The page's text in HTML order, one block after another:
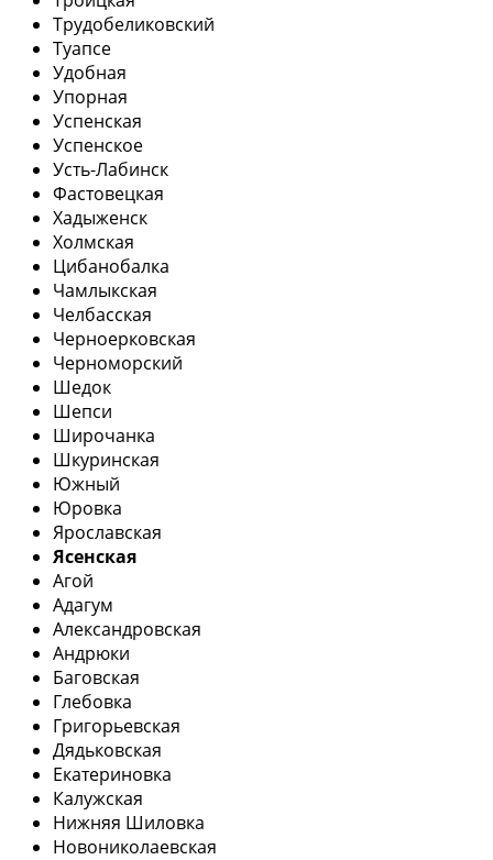
Трудобеликовский
Туапсе
Удобная
Упорная
Успенская
Успенское
Усть-Лабинск
Фастовецкая
Хадыженск
Холмская
Цибанобалка
Чамлыкская
Челбасская
Черноерковская
Черноморский
Шедок
Шепси
Широчанка
Шкуринская
Южный
Юровка
Ярославская
Ясенская
Агой
Адагум
Александровская
Андрюки
Баговская
Глебовка
Григорьевская
Дядьковская
Екатериновка
Калужская
Нижняя Шиловка
Новониколаевская